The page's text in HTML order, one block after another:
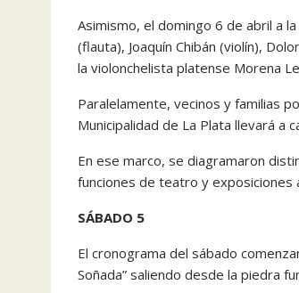
Asimismo, el domingo 6 de abril a
(flauta), Joaquín Chibán (violín),
la violonchelista platense Morena
Paralelamente, vecinos y familias
Municipalidad de La Plata llevará a
En ese marco, se diagramaron
funciones de teatro y exposiciones
SÁBADO 5
El cronograma del sábado
Soñada” saliendo desde la piedra